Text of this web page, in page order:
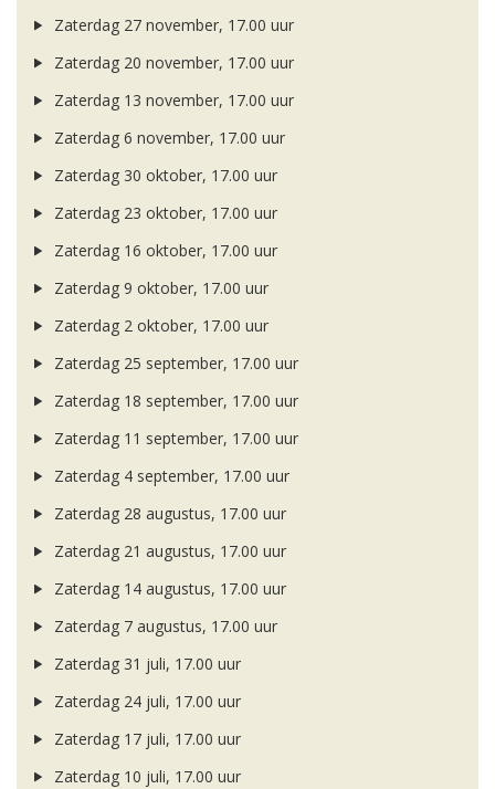
Zaterdag 27 november, 17.00 uur
Zaterdag 20 november, 17.00 uur
Zaterdag 13 november, 17.00 uur
Zaterdag 6 november, 17.00 uur
Zaterdag 30 oktober, 17.00 uur
Zaterdag 23 oktober, 17.00 uur
Zaterdag 16 oktober, 17.00 uur
Zaterdag 9 oktober, 17.00 uur
Zaterdag 2 oktober, 17.00 uur
Zaterdag 25 september, 17.00 uur
Zaterdag 18 september, 17.00 uur
Zaterdag 11 september, 17.00 uur
Zaterdag 4 september, 17.00 uur
Zaterdag 28 augustus, 17.00 uur
Zaterdag 21 augustus, 17.00 uur
Zaterdag 14 augustus, 17.00 uur
Zaterdag 7 augustus, 17.00 uur
Zaterdag 31 juli, 17.00 uur
Zaterdag 24 juli, 17.00 uur
Zaterdag 17 juli, 17.00 uur
Zaterdag 10 juli, 17.00 uur